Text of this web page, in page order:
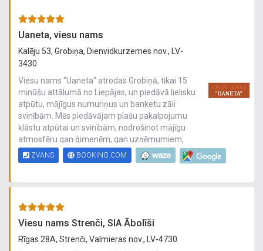
kas palīdzēs sasniegt individuālos sporta
mērķus. "OLYMP" apvieno sportu, veselību un
komfortu vienuviet.
Uaneta, viesu nams
Kalēju 53, Grobiņa, Dienvidkurzemes nov., LV-
3430
Viesu nams "Uaneta" atrodas Grobiņā, tikai 15
minūšu attālumā no Liepājas, un piedāvā lielisku
atpūtu, mājīgus numuriņus un banketu zāli
svinībām. Mēs piedāvājam plašu pakalpojumu
klāstu atpūtai un svinībām, nodrošinot mājīgu
atmosfēru gan ģimenēm, gan uzņēmumiem,
kas vēlas rīkot pasākumus, konferenču telpas,
vai baudīt dabu un mieru.
Viesu namā ir 10 mājīgas istabas, kas
baseinu un teritorija ar šūpolēm un vietu
piknikam ar kamīnu. Mēs piedāvājam pilnu
apkalpošanu, lai Jūsu pasākumi būtu
neaizmirstami!
ZVANS BOOKING.COM
Viesu nams Strenči, SIA Ābolīši
Rīgas 28A, Strenči, Valmieras nov., LV-4730